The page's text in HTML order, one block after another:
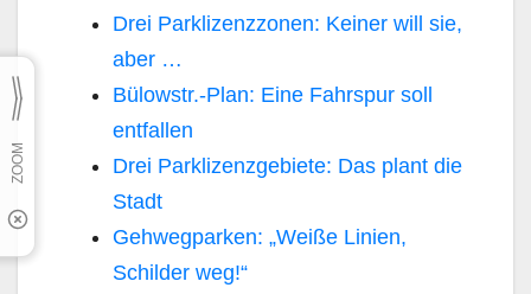
Drei Parklizenzzonen: Keiner will sie,
aber …
Bülowstr.-Plan: Eine Fahrspur soll
entfallen
Drei Parklizenzgebiete: Das plant die
Stadt
Gehwegparken: „Weiße Linien,
Schilder weg!“